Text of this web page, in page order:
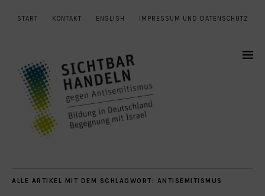
START KONTAKT ENGLISH IMPRESSUM UND DATENSCHUTZ
ALLE ARTIKEL MIT DEM SCHLAGWORT: ANTISEMITISMUS